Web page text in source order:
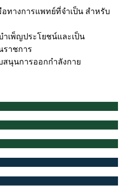
ทางการแพทย์ที่จำเป็น สำหรับ
ำเพ็ญประโยชน์และเป็น
ราชการ
นุนการออกกำลังกาย